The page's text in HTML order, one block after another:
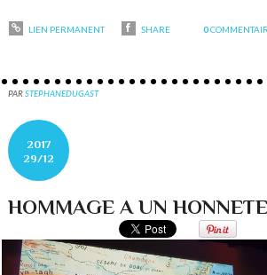
LIEN PERMANENT SHARE 0
PARSTEPHANEDUGAST
2017
29/12
HOMMAGE A UN